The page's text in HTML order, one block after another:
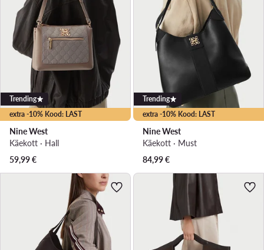
extra -10% Kood: LAST
Trending
Nine West
Käekott · Hall
59,99€
extra -10% Kood: LAST
Trending
Nine West
Käekott · Must
84,99€